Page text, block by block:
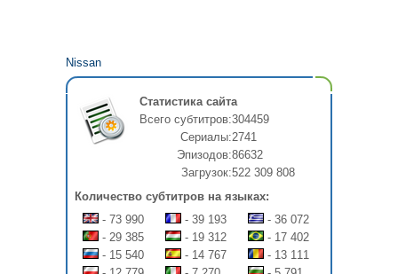
Nissan
Статистика сайта
Всего субтитров:304459
Сериалы:2741
Эпизодов:86632
Загрузок:522 309 808
Количество субтитров на языках:
- 73 990
- 39 193
- 36 072
- 29 385
- 19 312
- 17 402
- 15 540
- 14 767
- 13 111